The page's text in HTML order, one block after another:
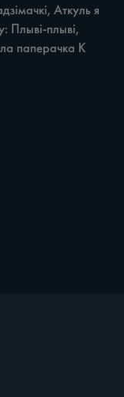
Аткуль я
Плыві-плыві,
паперачка К